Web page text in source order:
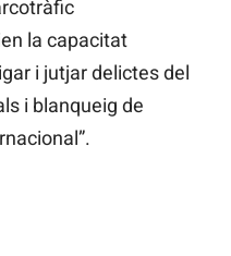
la capacitat
i jutjar delictes del
i blanqueig de